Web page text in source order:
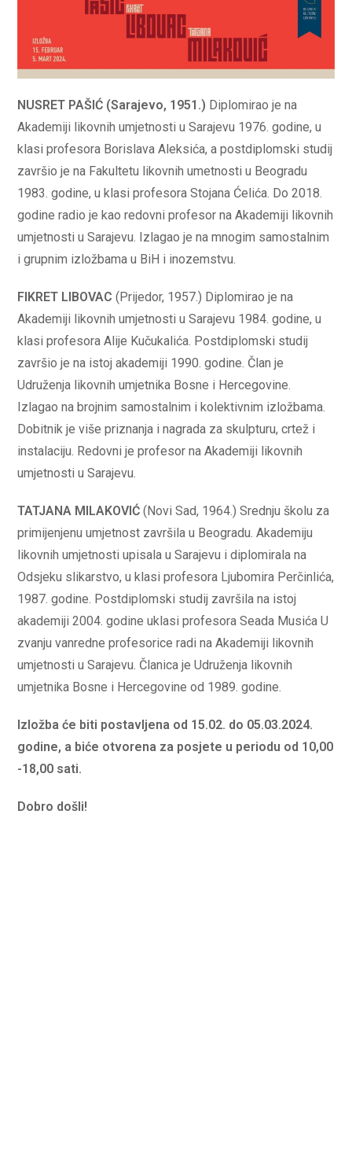
NUSRET PAŠIĆ (Sarajevo, 1951.) Diplomirao je na
Akademiji likovnih umjetnosti u Sarajevu 1976. godine, u
klasi profesora Borislava Aleksića, a postdiplomski studij
završio je na Fakultetu likovnih umetnosti u Beogradu
1983. godine, u klasi profesora Stojana Ćelića. Do 2018.
godine radio je kao redovni profesor na Akademiji likovnih
umjetnosti u Sarajevu. Izlagao je na mnogim samostalnim
i grupnim izložbama u BiH i inozemstvu.
FIKRET LIBOVAC (Prijedor, 1957.) Diplomirao je na
Akademiji likovnih umjetnosti u Sarajevu 1984. godine, u
klasi profesora Alije Kučukalića. Postdiplomski studij
završio je na istoj akademiji 1990. godine. Član je
Udruženja likovnih umjetnika Bosne i Hercegovine.
Izlagao na brojnim samostalnim i kolektivnim izložbama.
Dobitnik je više priznanja i nagrada za skulpturu, crtež i
instalaciju. Redovni je profesor na Akademiji likovnih
umjetnosti u Sarajevu.
TATJANA MILAKOVIĆ (Novi Sad, 1964.) Srednju školu za
primijenjenu umjetnost završila u Beogradu. Akademiju
likovnih umjetnosti upisala u Sarajevu i diplomirala na
Odsjeku slikarstvo, u klasi profesora Ljubomira Perčinlića,
1987. godine. Postdiplomski studij završila na istoj
akademiji 2004. godine uklasi profesora Seada Musića U
zvanju vanredne profesorice radi na Akademiji likovnih
umjetnosti u Sarajevu. Članica je Udruženja likovnih
umjetnika Bosne i Hercegovine od 1989. godine.
Izložba će biti postavljena od 15.02. do 05.03.2024.
godine, a biće otvorena za posjete u periodu od 10,00
-18,00 sati.
Dobro došli!